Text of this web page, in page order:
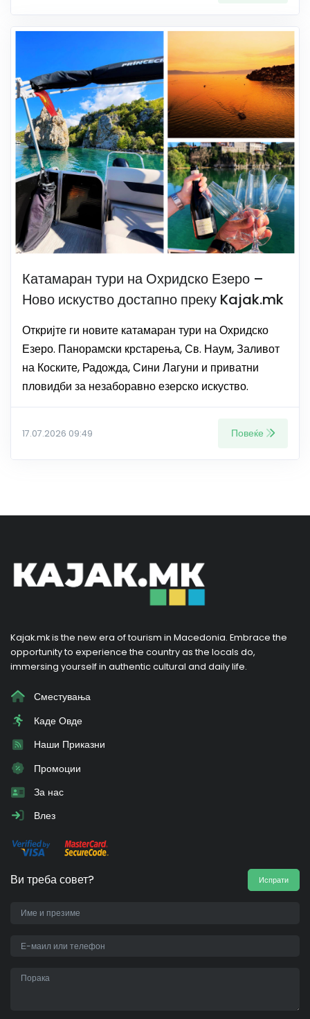
Катамаран тури на Охридско Езеро –
Ново искуство достапно преку Kajak.mk
Откријте ги новите катамаран тури на Охридско
Езеро. Панорамски крстарења, Св. Наум, Заливот
на Коските, Радожда, Сини Лагуни и приватни
пловидби за незаборавно езерско искуство.
17.07.2026 09:49 Повеќе
Kajak.mk is the new era of tourism in Macedonia. Embrace the
opportunity to experience the country as the locals do,
immersing yourself in authentic cultural and daily life.
Сместувања
Каде Овде
Наши Приказни
Промоции
За нас
Влез
Ви треба совет? Испрати